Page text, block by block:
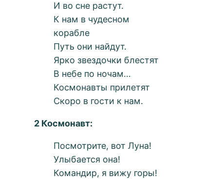
И во сне растут.
К нам в чудесном
корабле
Путь они найдут.
Ярко звездочки блестят
В небе по ночам…
Космонавты прилетят
Скоро в гости к нам.
2 Космонавт:
Посмотрите, вот Луна!
Улыбается она!
Командир, я вижу горы!